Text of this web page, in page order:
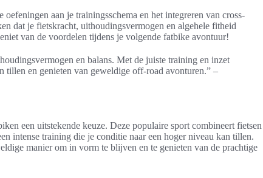
aan je trainingsschema en het integreren van cross-
dat je fietskracht, uithoudingsvermogen en algehele fitheid
van de voordelen tijdens je volgende fatbike avontuur!
en balans. Met de juiste training en inzet
tillen en genieten van geweldige off-road avonturen.” –
een uitstekende keuze. Deze populaire sport combineert fietsen
intense training die je conditie naar een hoger niveau kan tillen.
manier om in vorm te blijven en te genieten van de prachtige